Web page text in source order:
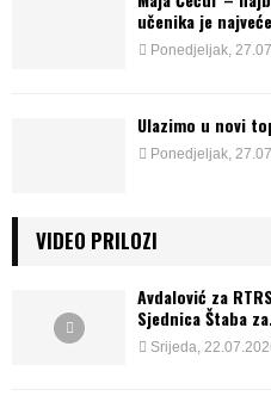
učenika je
Ponedjeljak,
Ulazimo u novi
Ponedjeljak,
VIDEO PRILOZI
Avdalović za
Sjednica Štaba
Srijeda,